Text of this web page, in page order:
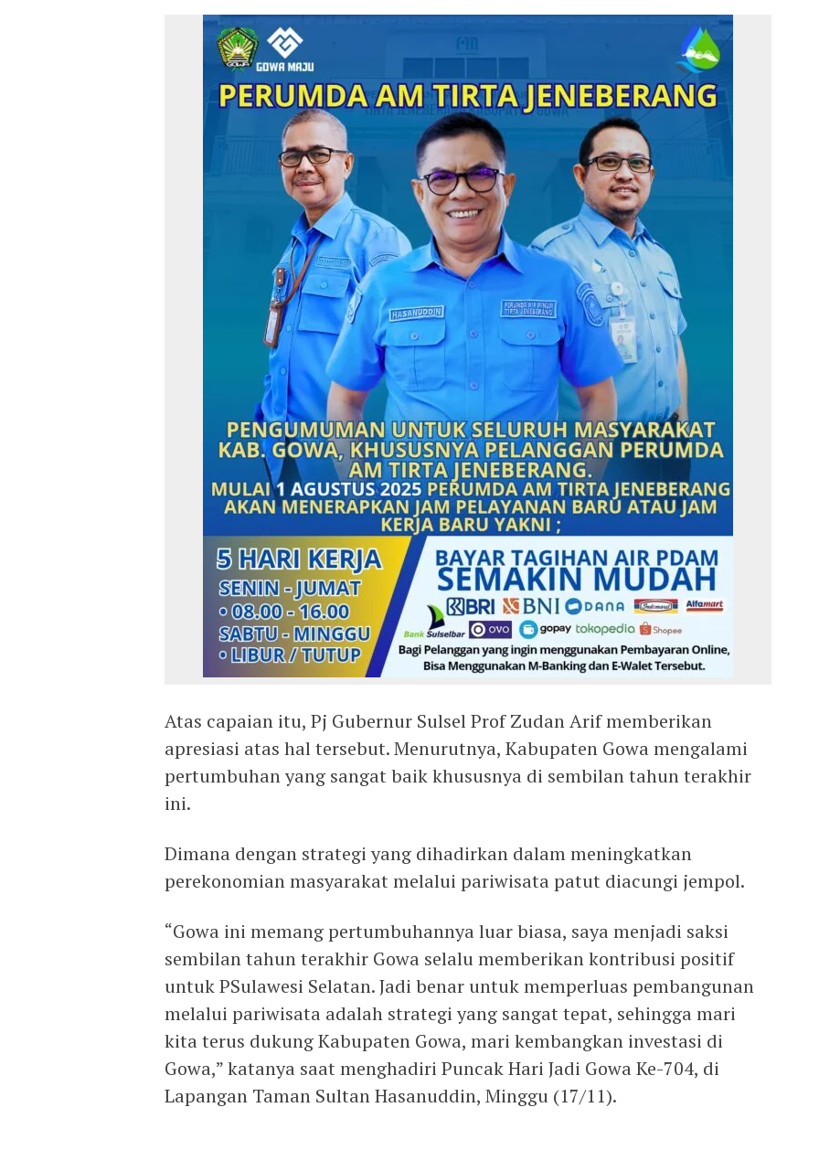
Atas capaian itu, Pj Gubernur Sulsel Prof Zudan Arif memberikan
apresiasi atas hal tersebut. Menurutnya, Kabupaten Gowa mengalami
pertumbuhan yang sangat baik khususnya di sembilan tahun terakhir
ini.
Dimana dengan strategi yang dihadirkan dalam meningkatkan
perekonomian masyarakat melalui pariwisata patut diacungi jempol.
“Gowa ini memang pertumbuhannya luar biasa, saya menjadi saksi
sembilan tahun terakhir Gowa selalu memberikan kontribusi positif
untuk PSulawesi Selatan. Jadi benar untuk memperluas pembangunan
melalui pariwisata adalah strategi yang sangat tepat, sehingga mari
kita terus dukung Kabupaten Gowa, mari kembangkan investasi di
Gowa,” katanya saat menghadiri Puncak Hari Jadi Gowa Ke-704, di
Lapangan Taman Sultan Hasanuddin, Minggu (17/11).